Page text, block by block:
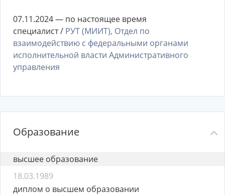
07.11.2024 — по настоящее время
специалист / РУТ (МИИТ), Отдел по
взаимодействию с федеральными органами
исполнительной власти Административного
управления
Образование
высшее образование
18.03.1989
диплом о высшем образовании